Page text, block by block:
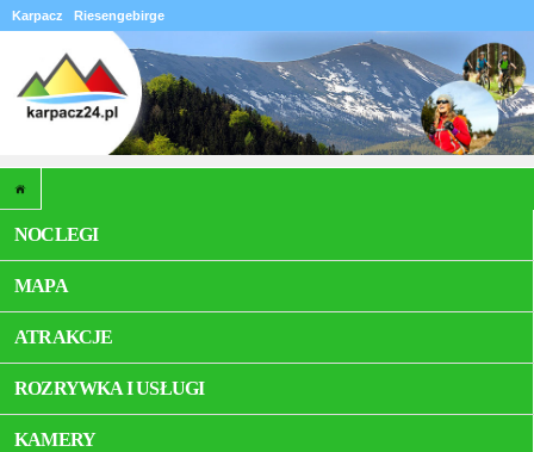
Karpacz Riesengebirge
NOCLEGI
MAPA
ATRAKCJE
ROZRYWKA I USŁUGI
KAMERY